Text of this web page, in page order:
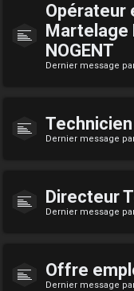
Opérateur
Martelage
NOGENT
Dernier message
Dernier message
Directeur
Dernier message
Offre
Dernier message